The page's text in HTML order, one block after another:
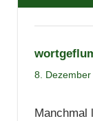
8.
Manchmal